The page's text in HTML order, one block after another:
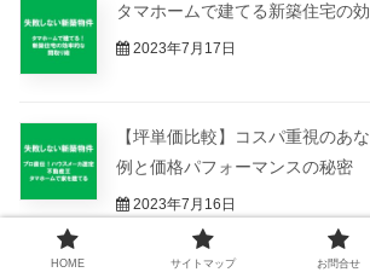
タマホームで建てる新築住宅の
2023年7月17日
【坪単価比較】コスパ重視のあ
例と価格パフォーマンスの秘密
2023年7月16日
収支報告（2025.2）
HOME サイトマップ お問合せ